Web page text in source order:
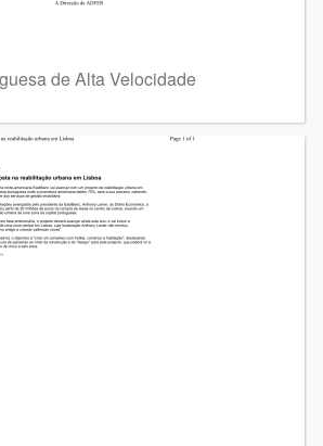
de Alta Velocidade